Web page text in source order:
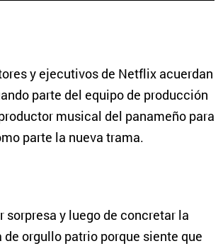
y ejecutivos de Netflix acuerdan
parte del equipo de producción
musical del panameño para
parte la nueva trama.
sorpresa y luego de concretar la
orgullo patrio porque siente que